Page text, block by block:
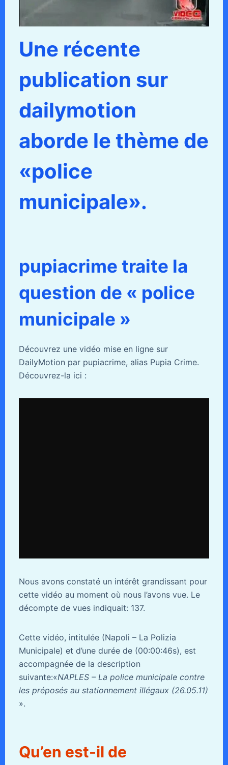
Une récente
publication sur
dailymotion
aborde le thème de
«police
municipale».
pupiacrime traite la
question de « police
municipale »
Découvrez une vidéo mise en ligne sur
DailyMotion par pupiacrime, alias Pupia Crime.
Découvrez-la ici :
Nous avons constaté un intérêt grandissant pour
cette vidéo au moment où nous l’avons vue. Le
décompte de vues indiquait: 137.
Cette vidéo, intitulée (Napoli – La Polizia
Municipale) et d’une durée de (00:00:46s), est
accompagnée de la description
suivante:«NAPLES – La police municipale contre
les préposés au stationnement illégaux (26.05.11)
».
Qu’en est-il de